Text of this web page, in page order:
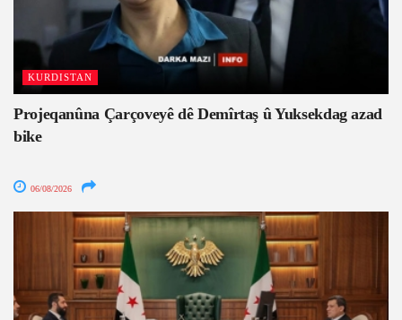
KURDISTAN
Projeqanûna Çarçoveyê dê Demîrtaş û Yuksekdag azad
bike
06/08/2026